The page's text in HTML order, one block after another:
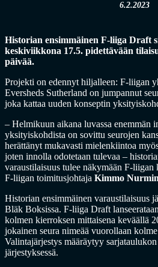
6.2.2023
Historian ensimmäinen F-liiga Draft
keskiviikkona 17.5. pidettävään
päivää.
Projekti on edennyt hiljalleen: F-liigan
Eversheds Sutherland on jumpannut
joka kattaa uuden konseptin
– Helmikuun aikana luvassa enemmän
yksityiskohdista on sovittu seurojen
herättänyt mukavasti mielenkiintoa
joten innolla odotetaan tulevaa –
varaustilaisuus tulee näkymään F-liigan
F-liigan toimitusjohtaja Kimmo
Historian ensimmäinen varaustilaisuus
Bläk Boksissa. F-liiga Draft
kolmen kierroksen mittaisena keväällä
jokainen seura nimeää vuorollaan
Valintajärjestys määräytyy sarjataulukon
järjestyksessä.